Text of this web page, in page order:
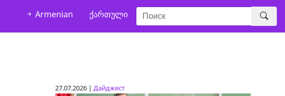
Armenian ქართული
27.07.2026 | Дайджест